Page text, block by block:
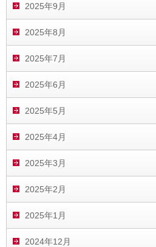
2025年9月
2025年8月
2025年7月
2025年6月
2025年5月
2025年4月
2025年3月
2025年2月
2025年1月
2024年12月